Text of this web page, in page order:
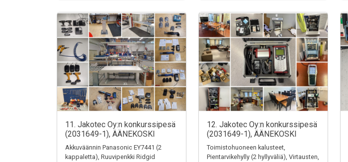
11. Jakotec Oy:n konkurssipesä
(2031649-1), ÄÄNEKOSKI
Akkuväännin Panasonic EY7441 (2
kappaletta), Ruuvipenkki Ridgid
12. Jakotec Oy:n konkurssipesä
(2031649-1), ÄÄNEKOSKI
Toimistohuoneen kalusteet,
Pientarvikehylly (2 hyllyväliä), Virtausten,